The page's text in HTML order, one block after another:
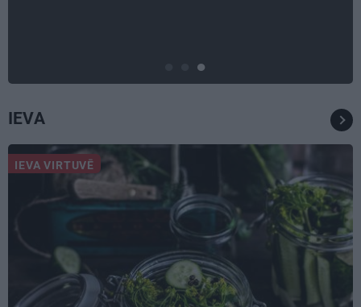
IEVA
IEVA VIRTUVĒ